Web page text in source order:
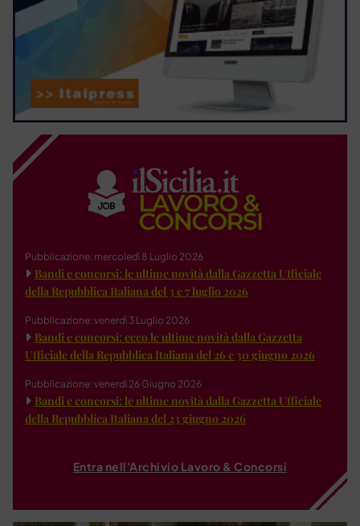
Pubblicazione: mercoledì 8 Luglio 2026
Bandi e concorsi: le ultime novità dalla Gazzetta Ufficiale
della Repubblica Italiana del 3 e 7 luglio 2026
Pubblicazione: venerdì 3 Luglio 2026
Bandi e concorsi: ecco le ultime novità dalla Gazzetta
Ufficiale della Repubblica Italiana del 26 e 30 giugno 2026
Pubblicazione: venerdì 26 Giugno 2026
Bandi e concorsi: le ultime novità dalla Gazzetta Ufficiale
della Repubblica Italiana del 23 giugno 2026
Entra nell'Archivio Lavoro & Concorsi